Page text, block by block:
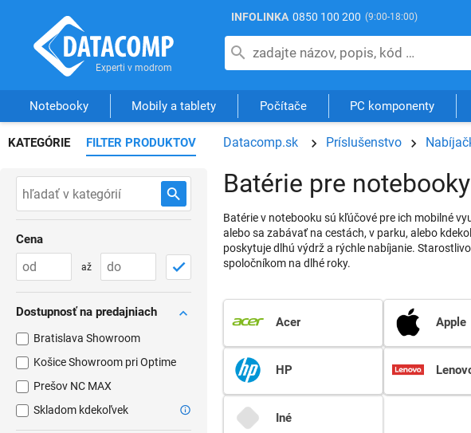
INFOLINKA 0850 100 200 (9:00-18:00)
Notebooky Mobily a tablety Počítače PC komponenty
KATEGÓRIE FILTER PRODUKTOV
Cena
až
Dostupnosť na predajniach
Bratislava Showroom
Košice Showroom pri Optime
Prešov NC MAX
Skladom kdekoľvek
Datacomp.sk Príslušenstvo
Batérie pre notebooky
Batérie v notebooku sú kľúčové pre ich mobilné
alebo sa zabávať na cestách, v parku, alebo
poskytuje dlhú výdrž a rýchle nabíjanie.
spoločníkom na dlhé roky.
Acer Apple
HP
Iné